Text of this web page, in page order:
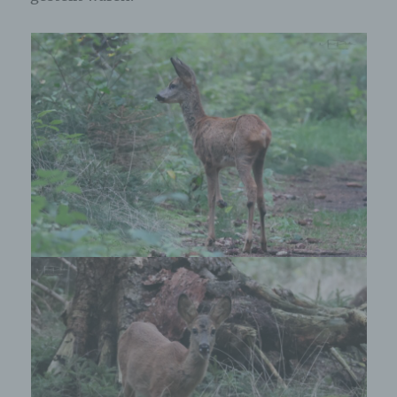
Erfassung von allgemeinen Daten und
Die Internetseite erfasst mit jedem Aufruf der
Internetseite durch eine betroffene Person oder ein
automatisiertes System eine Reihe von
allgemeinen Daten und Informationen. Diese
allgemeinen Daten und Informationen werden in
den Logfiles des Servers gespeichert. Erfasst
werden können die (1) verwendeten Browsertypen
und Versionen, (2) das vom zugreifenden System
verwendete Betriebssystem, (3) die Internetseite,
von welcher ein zugreifendes System auf unsere
Internetseite gelangt (sogenannte Referrer), (4) die
Unterwebseiten, welche über ein zugreifendes
System auf unserer Internetseite angesteuert
werden, (5) das Datum und die Uhrzeit eines
Zugriffs auf die Internetseite, (6) eine Internet-
Protokoll-Adresse (IP-Adresse), (7) der Internet-
Service-Provider des zugreifenden Systems und
(8) sonstige ähnliche Daten und Informationen, die
der Gefahrenabwehr im Falle von Angriffen auf
unsere informationstechnologischen Systeme
dienen.